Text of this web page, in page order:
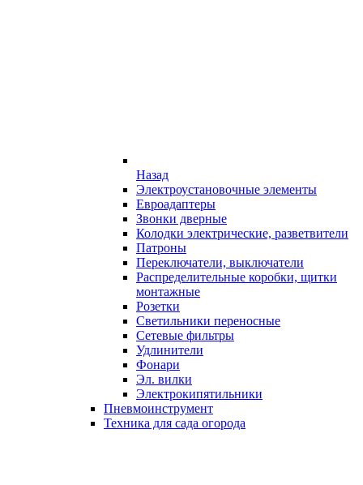
Назад
Электроустановочные элементы
Евроадаптеры
Звонки дверные
Колодки электрические, разветвители
Патроны
Переключатели, выключатели
Распределительные коробки, щитки
монтажные
Розетки
Светильники переносные
Сетевые фильтры
Удлинители
Фонари
Эл. вилки
Электрокипятильники
Пневмоинструмент
Техника для сада огорода